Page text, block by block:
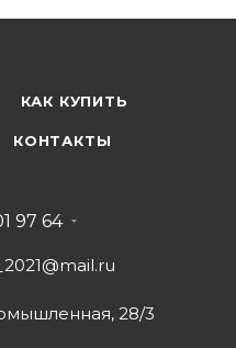
КАК КУПИТЬ
КОНТАКТЫ
97 64
28/3